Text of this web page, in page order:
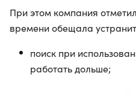
При этом компания
времени обещала
поиск при
работать дольше;